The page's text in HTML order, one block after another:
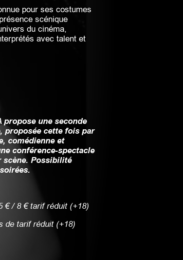
pour ses costumes
scénique
du cinéma,
avec talent et
une seconde
proposée cette fois par
comédienne et
conférence-spectacle
Possibilité
€ / 8 € tarif réduit (+18)
de tarif réduit (+18)